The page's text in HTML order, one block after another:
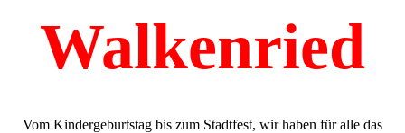
Walkenried
Vom Kindergeburtstag bis zum Stadtfest, wir haben für alle das